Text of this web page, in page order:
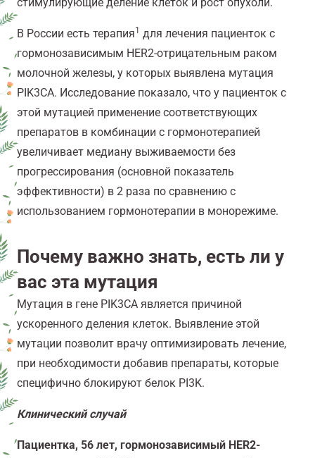
стимулирующие деление клеток и рост опухоли.
В России есть терапия1 для лечения пациенток с
гормонозависимым HER2-отрицательным раком
молочной железы, у которых выявлена мутация
PIK3CA. Исследование показало, что у пациенток с
этой мутацией применение соответствующих
препаратов в комбинации с гормонотерапией
увеличивает медиану выживаемости без
прогрессирования (основной показатель
эффективности) в 2 раза по сравнению с
использованием гормонотерапии в монорежиме.
Почему важно знать, есть ли у
вас эта мутация
Мутация в гене PIK3CA является причиной
ускоренного деления клеток. Выявление этой
мутации позволит врачу оптимизировать лечение,
при необходимости добавив препараты, которые
специфично блокируют белок PI3K.
Клинический случай
Пациентка, 56 лет, гормонозависимый HER2-